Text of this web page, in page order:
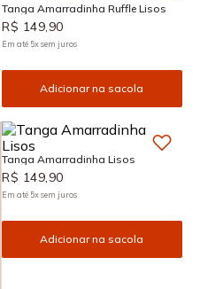
Tanga Amarradinha Ruffle Lisos
R$ 149,90
Em até 5xsem juros
Adicionar na sacola
Tanga Amarradinha Lisos
R$ 149,90
Em até 5xsem juros
Adicionar na sacola